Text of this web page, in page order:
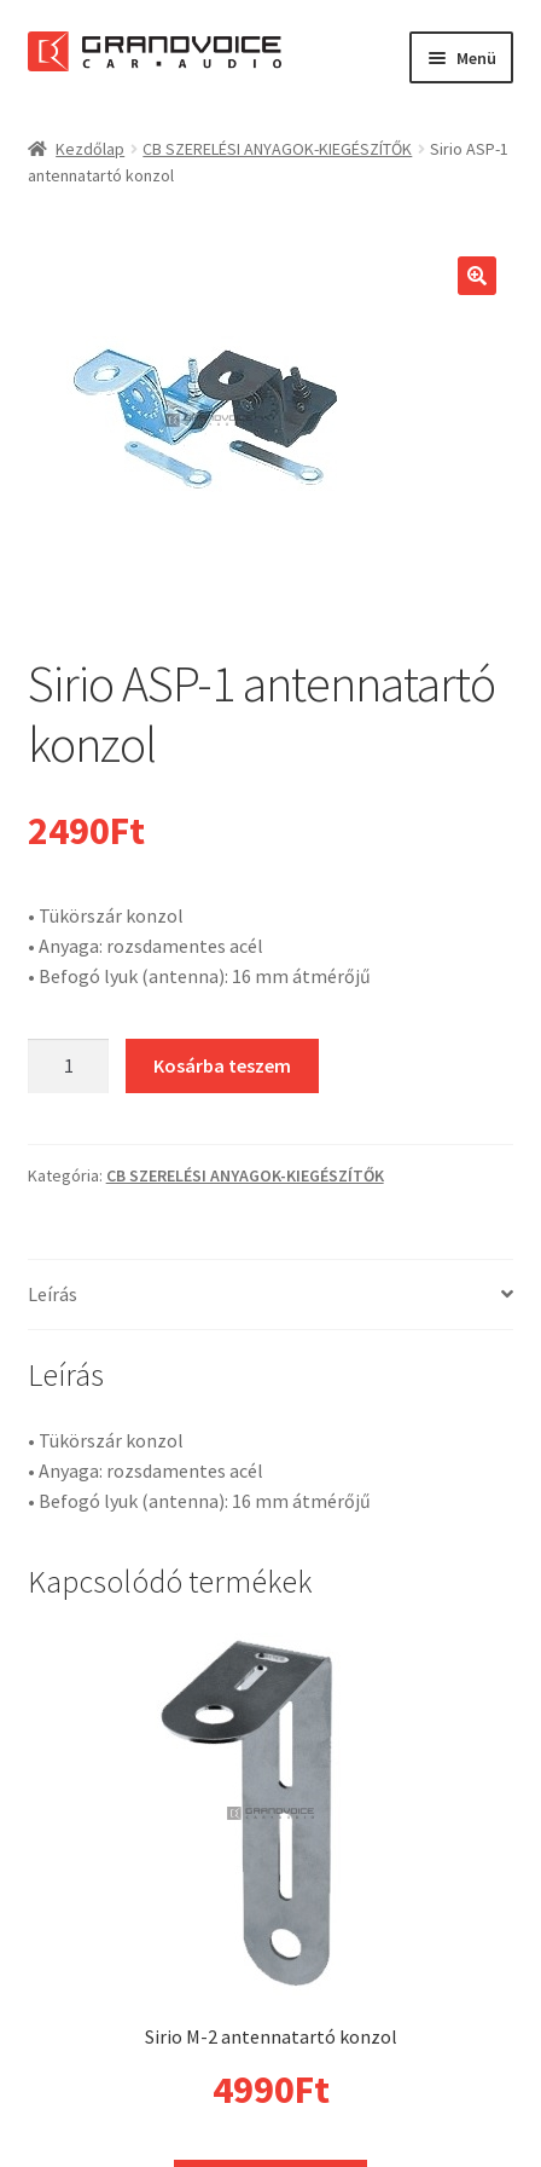
Ugrás
a
Kilépés
a
Menü
Expand
Kapcsolat
Kezdőlap CB SZERELÉSI ANYAGOK-KIEGÉSZÍTŐK
Sirio ASP-1
antennatartó konzol
Sirio ASP-1 antennatartó
konzol
2490Ft
• Tükörszár konzol
• Anyaga: rozsdamentes acél
• Befogó lyuk (antenna): 16 mm átmérőjű
konzol
Kosárba teszem
Kategória: CB SZERELÉSI ANYAGOK-KIEGÉSZÍTŐK
Leírás
Leírás
• Tükörszár konzol
• Anyaga: rozsdamentes acél
• Befogó lyuk (antenna): 16 mm átmérőjű
Kapcsolódó termékek
Sirio M-2 antennatartó konzol
4990Ft